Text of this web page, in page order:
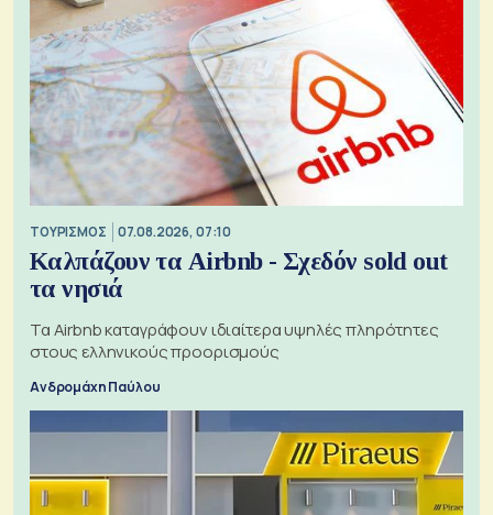
ΤΟΥΡΙΣΜΟΣ 07.08.2026, 07:10
Καλπάζουν τα Airbnb - Σχεδόν sold out
τα νησιά
Τα Airbnb καταγράφουν ιδιαίτερα υψηλές πληρότητες
στους ελληνικούς προορισμούς
Ανδρομάχη Παύλου